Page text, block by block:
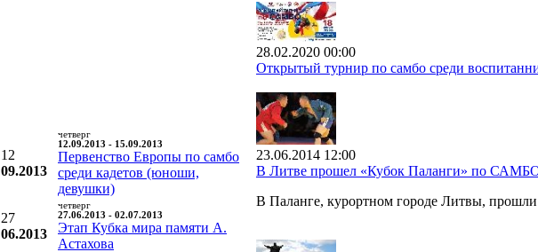
12
09.2013
четверг
12.09.2013 - 15.09.2013
Первенство Европы по самбо
среди кадетов (юноши,
девушки)
27
06.2013
четверг
27.06.2013 - 02.07.2013
Этап Кубка мира памяти А.
Астахова
28.02.2020 00:00
Открытый турнир по самбо среди
23.06.2014 12:00
В Литве прошел «Кубок Паланги» по
В Паланге, курортном городе Литвы,